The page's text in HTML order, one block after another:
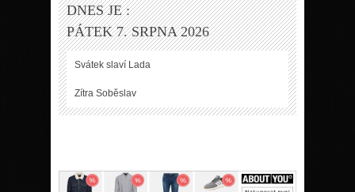
DNES JE :
PÁTEK 7. SRPNA 2026
Svátek slaví Lada
Zítra Soběslav